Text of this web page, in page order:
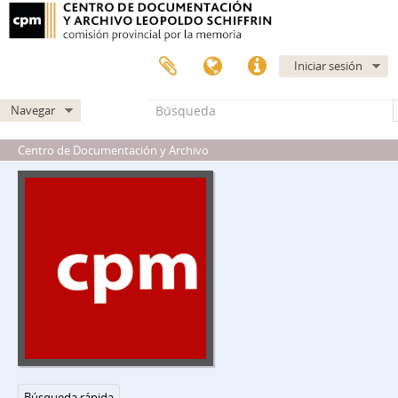
Iniciar sesión
Navegar
Centro de Documentación y Archivo